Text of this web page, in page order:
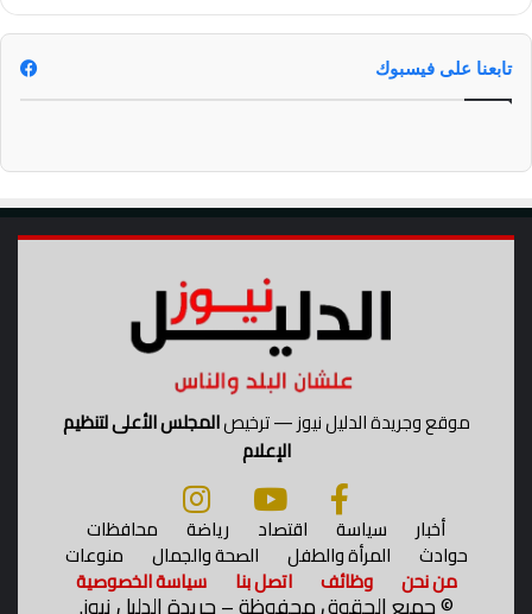
ح
د
تابعنا على فيسبوك
موقع وجريدة الدليل نيوز — ترخيصالمجلس الأعلى لتنظيم
الإعلام
أخبار سياسة اقتصاد رياضة محافظات
حوادث المرأة والطفل الصحة والجمال منوعات
من نحن وظائف اتصل بنا سياسة الخصوصية